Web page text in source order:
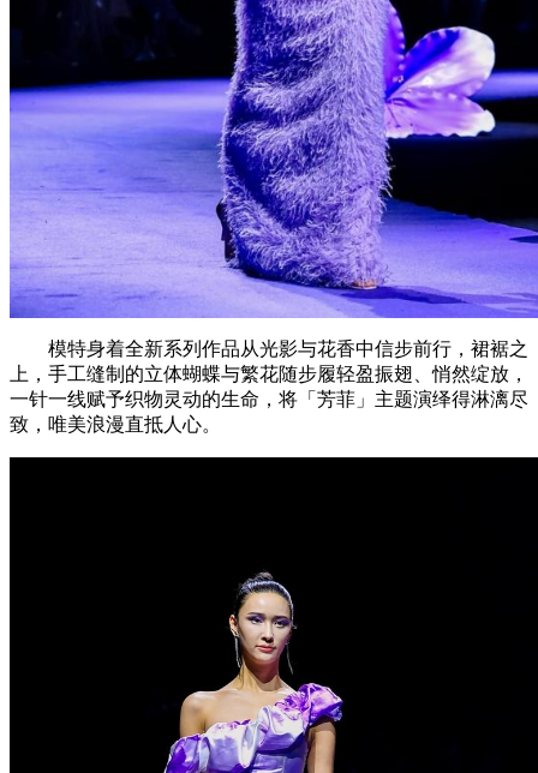
模特身着全新系列作品从光影与花香中信步前行，裙裾之
上，手工缝制的立体蝴蝶与繁花随步履轻盈振翅、悄然绽放，
一针一线赋予织物灵动的生命，将「芳菲」主题演绎得淋漓尽
致，唯美浪漫直抵人心。